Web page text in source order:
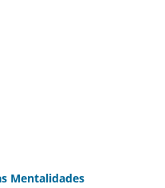
Mentalidades